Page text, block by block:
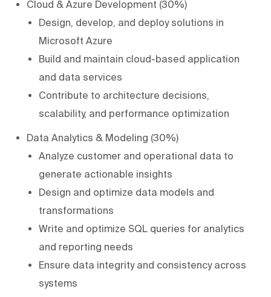
Cloud & Azure Development (30%)
Design, develop, and deploy solutions in
Microsoft Azure
Build and maintain cloud-based application
and data services
Contribute to architecture decisions,
scalability, and performance optimization
Data Analytics & Modeling (30%)
Analyze customer and operational data to
generate actionable insights
Design and optimize data models and
transformations
Write and optimize SQL queries for analytics
and reporting needs
Ensure data integrity and consistency across
systems